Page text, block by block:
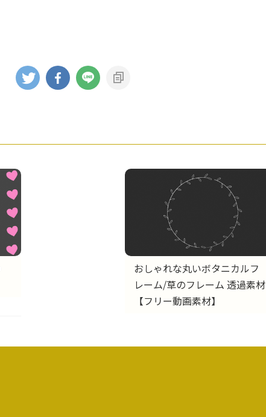
おしゃれな丸いボタニカルフ
レーム/草のフレーム 透過素材
【フリー動画素材】